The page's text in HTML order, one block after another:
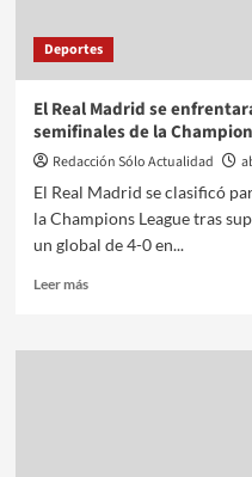
Deportes
El Real Madrid se
semifinales de la
Redacción Sólo Actualidad
El Real Madrid se clasificó
la Champions League tras
un global de 4-0 en...
Leer más